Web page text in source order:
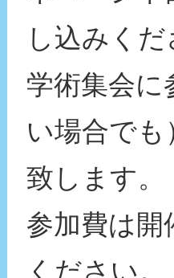
し込みく
学術集会に
い場合で
致します。
参加費は開
ください。